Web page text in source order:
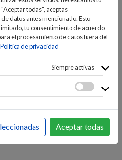
NUEVAS TECNOLOGÍAS>
> PORTATILES
todas", aceptas
datos antes mencionado. Esto
tu consentimiento de acuerdo
el procesamiento de datos fuera del
Política de privacidad
Siempre activas
Aceptar todas